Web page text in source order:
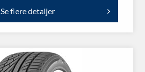
Se flere detaljer